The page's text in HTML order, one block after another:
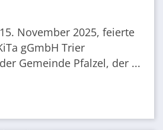
November 2025, feierte
gGmbH Trier
Gemeinde Pfalzel, der ...